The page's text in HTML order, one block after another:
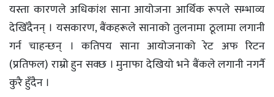
यस्ता कारणले अधिकांश साना आयोजना आर्थिक रूपले सम्भाव्य
देखिँदैनन् । यसकारण, बैंकहरूले सानाको तुलनामा ठूलामा लगानी
गर्न चाहन्छन् । कतिपय साना आयोजनाको रेट अफ रिटन
(प्रतिफल) राम्रो हुन सक्छ । मुनाफा देखियो भने बैंकले लगानी नगर्नै
कुरै हुँदैन ।